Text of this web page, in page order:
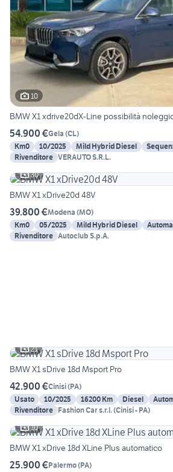
10
BMW X1 xdrive20dX-Line possibilità
54.900 €Gela (CL)
Km0
10/2025 Mild Hybrid Diesel
Rivenditore VERAUTO S.R.L.
30
BMW X1 xDrive20d 48V
39.800 €Modena (MO)
Km0
05/2025 Mild Hybrid Diesel
Rivenditore Autoclub S.p.A.
21
BMW X1 sDrive 18d Msport Pro
42.900 €Cinisi(PA)
Usato
10/2025 16200 Km Diesel
Rivenditore Fashion Car s.r.l. (Cinisi - PA)
10
BMW X1 xDrive 18d XLine Plus automatico
25.900 €Palermo(PA)